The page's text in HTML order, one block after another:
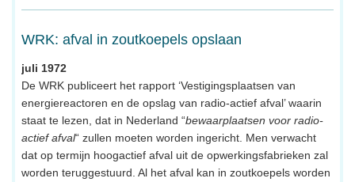
WRK: afval in zoutkoepels opslaan
juli 1972
De WRK publiceert het rapport ‘Vestigingsplaatsen van
energiereactoren en de opslag van radio-actief afval’ waarin
staat te lezen, dat in Nederland “bewaarplaatsen voor radio-
actief afval“ zullen moeten worden ingericht. Men verwacht
dat op termijn hoogactief afval uit de opwerkingsfabrieken zal
worden teruggestuurd. Al het afval kan in zoutkoepels worden